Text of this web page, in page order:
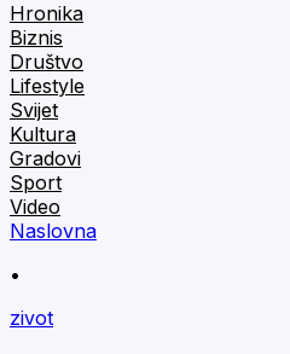
Hronika
Biznis
Društvo
Lifestyle
Svijet
Kultura
Gradovi
Sport
Video
Naslovna
•
zivot